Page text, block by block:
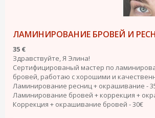
ЛАМИНИРОВАНИЕ БРОВЕЙ И
35 €
Здравствуйте, Я Элина!
Сертифицированый мастер по
бровей, работаю с хорошими и
Ламинирование ресниц + окрашивание -
Ламинирование бровей + коррекция +
Коррекция + окрашивание бровей - 30€